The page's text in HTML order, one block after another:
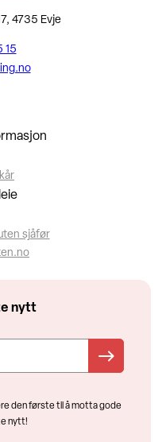
4735 Evje
15
sjåfør
nytt
den første til å motta gode
nytt!